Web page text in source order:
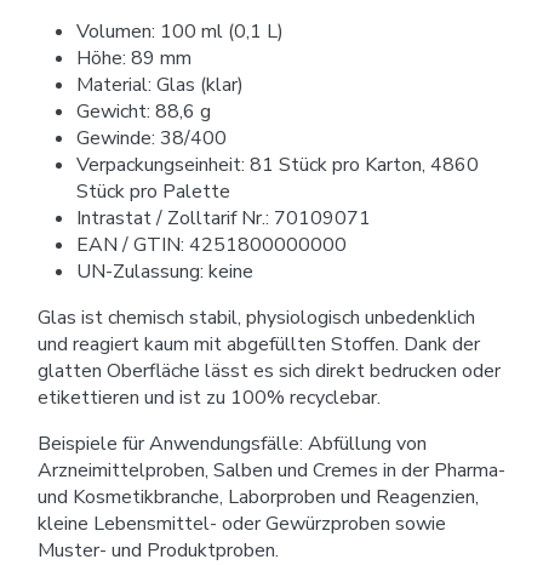
Volumen: 100 ml (0,1 L)
Höhe: 89 mm
Material: Glas (klar)
Gewicht: 88,6 g
Gewinde: 38/400
Verpackungseinheit: 81 Stück pro Karton, 4860
Stück pro Palette
Intrastat / Zolltarif Nr.: 70109071
EAN / GTIN: 4251800000000
UN-Zulassung: keine
Glas ist chemisch stabil, physiologisch unbedenklich
und reagiert kaum mit abgefüllten Stoffen. Dank der
glatten Oberfläche lässt es sich direkt bedrucken oder
etikettieren und ist zu 100% recyclebar.
Beispiele für Anwendungsfälle: Abfüllung von
Arzneimittelproben, Salben und Cremes in der Pharma-
und Kosmetikbranche, Laborproben und Reagenzien,
kleine Lebensmittel- oder Gewürzproben sowie
Muster- und Produktproben.